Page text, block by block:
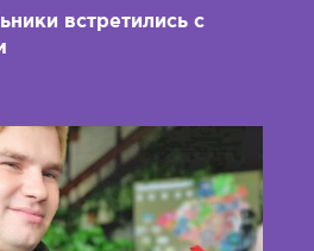
встретились с